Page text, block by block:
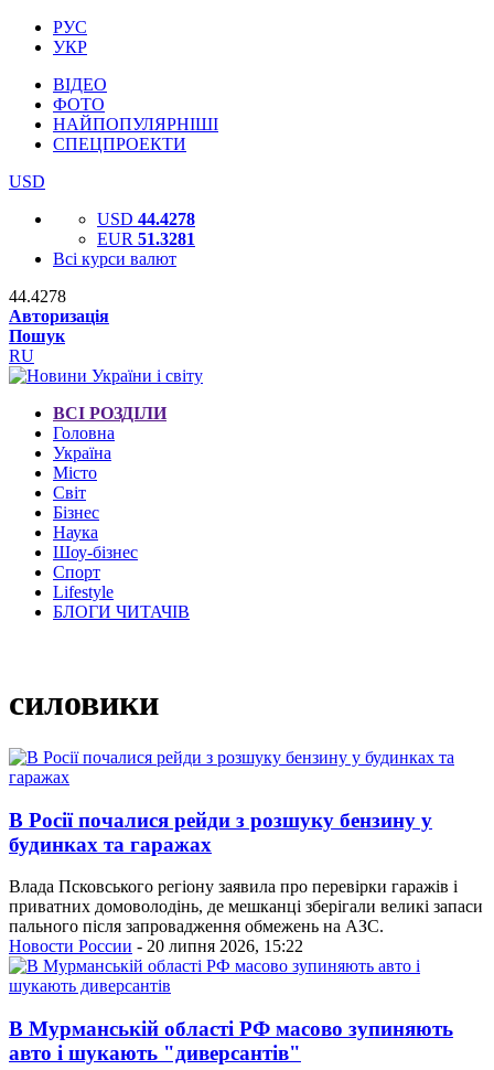
РУС
УКР
ВІДЕО
ФОТО
НАЙПОПУЛЯРНІШІ
СПЕЦПРОЕКТИ
USD
USD 44.4278
EUR 51.3281
Всі курси валют
44.4278
Авторизація
Пошук
RU
ВСІ РОЗДІЛИ
Головна
Україна
Місто
Світ
Бізнес
Наука
Шоу-бізнес
Спорт
Lifestyle
БЛОГИ ЧИТАЧІВ
силовики
В Росії почалися рейди з розшуку бензину у
будинках та гаражах
Влада Псковського регіону заявила про перевірки гаражів і
приватних домоволодінь, де мешканці зберігали великі запаси
пального після запровадження обмежень на АЗС.
Новости России - 20 липня 2026, 15:22
В Мурманській області РФ масово зупиняють
авто і шукають "диверсантів"